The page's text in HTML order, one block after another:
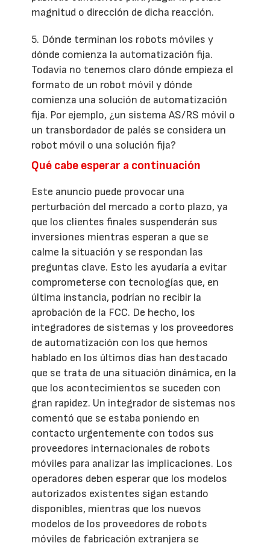
magnitud o dirección de dicha reacción.
5. Dónde terminan los robots móviles y
dónde comienza la automatización fija.
Todavía no tenemos claro dónde empieza el
formato de un robot móvil y dónde
comienza una solución de automatización
fija. Por ejemplo, ¿un sistema AS/RS móvil o
un transbordador de palés se considera un
robot móvil o una solución fija?
Qué cabe esperar a continuación
Este anuncio puede provocar una
perturbación del mercado a corto plazo, ya
que los clientes finales suspenderán sus
inversiones mientras esperan a que se
calme la situación y se respondan las
preguntas clave. Esto les ayudaría a evitar
comprometerse con tecnologías que, en
última instancia, podrían no recibir la
aprobación de la FCC. De hecho, los
integradores de sistemas y los proveedores
de automatización con los que hemos
hablado en los últimos días han destacado
que se trata de una situación dinámica, en la
que los acontecimientos se suceden con
gran rapidez. Un integrador de sistemas nos
comentó que se estaba poniendo en
contacto urgentemente con todos sus
proveedores internacionales de robots
móviles para analizar las implicaciones. Los
operadores deben esperar que los modelos
autorizados existentes sigan estando
disponibles, mientras que los nuevos
modelos de los proveedores de robots
móviles de fabricación extranjera se